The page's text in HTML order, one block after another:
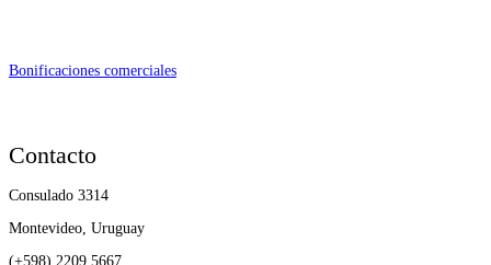
Bonificaciones comerciales
Contacto
Consulado 3314
Montevideo, Uruguay
(+598) 2209 5667